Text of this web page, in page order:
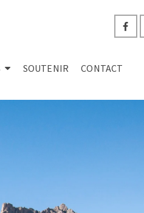
SOUTENIR CONTACT